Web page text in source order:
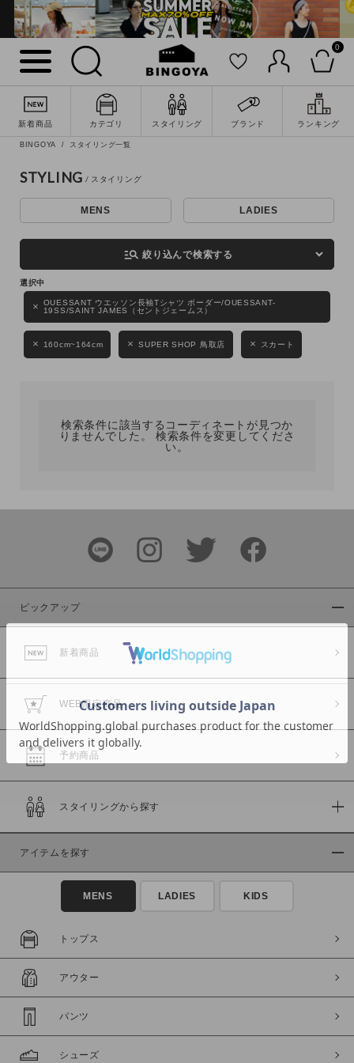
0
新着商品 カテゴリ スタイリング ブランド ランキング
詳細検索
性別
カラー
価格
商品タイプ
通常商品 予約商品
在庫あり
BINGOYA スタイリング一覧
STYLING
MENS LADIES
manage_search 絞り込んで検索する
OUESSANT ウエッソン長袖Tシャツ ボーダー/OUESSANT-
19SS/SAINT JAMES（セントジェームス）
160cm~164cm SUPER SHOP 鳥取店 スカート
検索条件に該当するコーディネートが見つか
りませんでした。 検索条件を変更してくださ
い。
ピックアップ
新着商品
WEB限定商品
予約商品
スタイリングから探す
アイテムを探す
MENS LADIES KIDS
トップス
アウター
パンツ
シューズ